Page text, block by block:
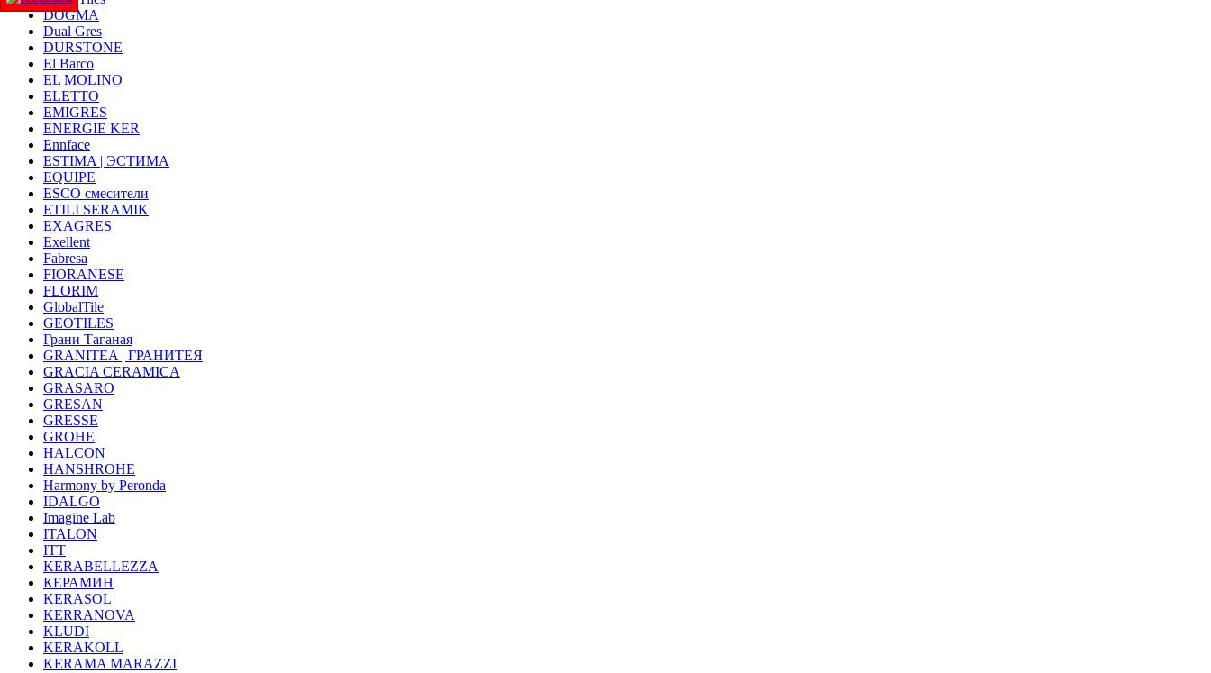
DOGMA
Dual Gres
DURSTONE
El Barco
EL MOLINO
ELETTO
EMIGRES
ENERGIE KER
Ennface
ESTIMA | ЭСТИМА
EQUIPE
ESCO смесители
ETILI SERAMIK
EXAGRES
Exellent
Fabresa
FIORANESE
FLORIM
GlobalTile
GEOTILES
Грани Таганая
GRANITEA | ГРАНИТЕЯ
GRACIA CERAMICA
GRASARO
GRESAN
GRESSE
GROHE
HALCON
HANSHROHE
Harmony by Peronda
IDALGO
Imagine Lab
ITALON
ITT
KERABELLEZZA
КЕРАМИН
KERASOL
KERRANOVA
KLUDI
KERAKOLL
KERAMA MARAZZI